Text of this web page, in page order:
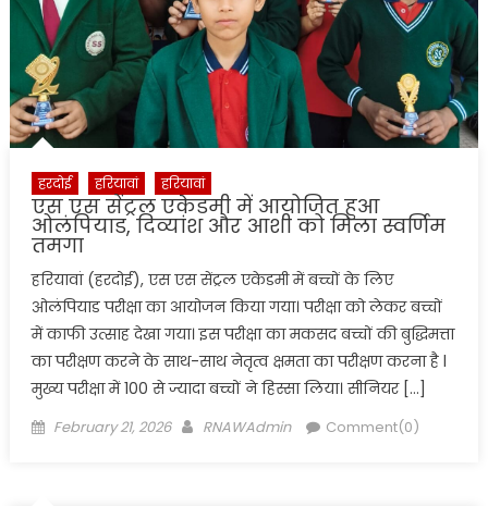
हरदोई हरियावां हरियावां
एस एस सेंट्रल एकेडमी में आयोजित हुआ
ओलंपियाड, दिव्यांश और आशी को मिला स्वर्णिम
तमगा
हरियावां (हरदोई), एस एस सेंट्रल एकेडमी में बच्चों के लिए
ओलंपियाड परीक्षा का आयोजन किया गया। परीक्षा को लेकर बच्चों
में काफी उत्साह देखा गया। इस परीक्षा का मकसद बच्चों की बुद्धिमत्ता
का परीक्षण करने के साथ-साथ नेतृत्व क्षमता का परीक्षण करना है l
मुख्य परीक्षा में 100 से ज्यादा बच्चों ने हिस्सा लिया। सीनियर […]
Posted
February 21, 2026 Author
RNAWAdmin Comment(0)